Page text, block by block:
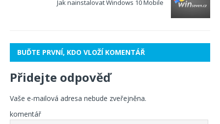
Jak nainstalovat Windows 10 Mobile
BUĎTE PRVNÍ, KDO VLOŽÍ KOMENTÁŘ
Přidejte odpověď
Vaše e-mailová adresa nebude zveřejněna.
komentář